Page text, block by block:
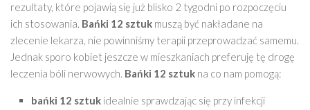
rezultaty, które pojawią się już blisko 2 tygodni po rozpoczęciu
ich stosowania. Bańki 12 sztuk muszą być nakładane na
zlecenie lekarza, nie powinniśmy terapii przeprowadzać samemu.
Jednak sporo kobiet jeszcze w mieszkaniach preferuję tę drogę
leczenia bóli nerwowych. Bańki 12 sztuk na co nam pomogą:
bańki 12 sztuk idealnie sprawdzając się przy infekcji